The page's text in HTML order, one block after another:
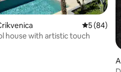
5 out of 5
5 (84)
house with artistic touch